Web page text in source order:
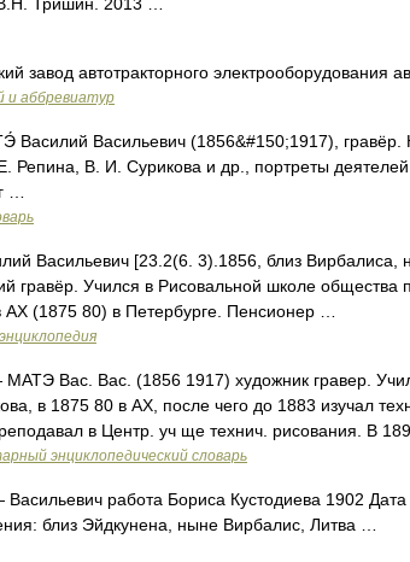
завод автотракторного электрооборудования
и аббревиатур
Василий Васильевич (1856&#150;1917), гравёр.
Репина, В. И. Сурикова и др., портреты деятелей
…
[23.2(6. 3).1856, близ Вирбалиса,
гравёр. Учился в Рисовальной школе
(1875 80) в Петербурге. Пенсионер …
Вас. Вас. (1856 1917) художник гравер.
в 1875 80 в АХ, после чего до 1883 изучал
в Центр. уч ще технич. рисования. В
энциклопедический словарь
работа Бориса Кустодиева 1902
близ Эйдкунена, ныне Вирбалис, Литва …